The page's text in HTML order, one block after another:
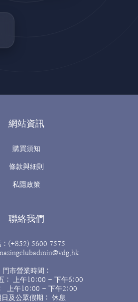
網站資訊
購買須知
條款與細則
私隱政策
聯絡我們
：(+852) 5600 7575
門市營業時間：
： 上午10:00 - 下午6:00
上午10:00 - 下午2:00
及公眾假期： 休息